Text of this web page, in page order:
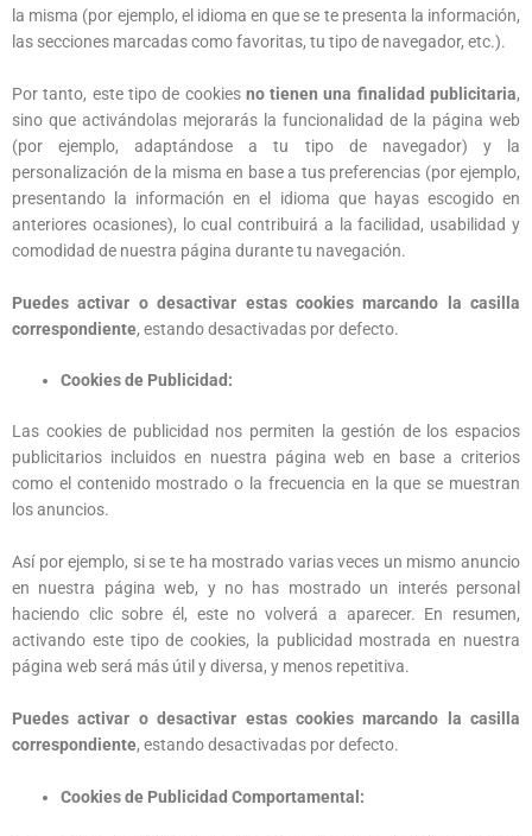
la misma (por ejemplo, el idioma en que se te presenta la información,
las secciones marcadas como favoritas, tu tipo de navegador, etc.).
Por tanto, este tipo de cookies no tienen una finalidad publicitaria,
sino que activándolas mejorarás la funcionalidad de la página web
(por ejemplo, adaptándose a tu tipo de navegador) y la
personalización de la misma en base a tus preferencias (por ejemplo,
presentando la información en el idioma que hayas escogido en
anteriores ocasiones), lo cual contribuirá a la facilidad, usabilidad y
comodidad de nuestra página durante tu navegación.
Puedes activar o desactivar estas cookies marcando la casilla
correspondiente, estando desactivadas por defecto.
Cookies de Publicidad:
Las cookies de publicidad nos permiten la gestión de los espacios
publicitarios incluidos en nuestra página web en base a criterios
como el contenido mostrado o la frecuencia en la que se muestran
los anuncios.
Así por ejemplo, si se te ha mostrado varias veces un mismo anuncio
en nuestra página web, y no has mostrado un interés personal
haciendo clic sobre él, este no volverá a aparecer. En resumen,
activando este tipo de cookies, la publicidad mostrada en nuestra
página web será más útil y diversa, y menos repetitiva.
Puedes activar o desactivar estas cookies marcando la casilla
correspondiente, estando desactivadas por defecto.
Cookies de Publicidad Comportamental: